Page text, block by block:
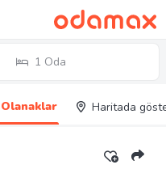
1 Oda
Olanaklar Haritada